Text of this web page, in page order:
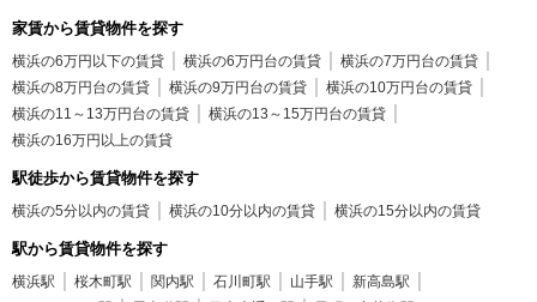
家賃から賃貸物件を探す
横浜の6万円以下の賃貸 横浜の6万円台の賃貸
横浜の7万円台の賃貸
横浜の8万円台の賃貸
横浜の9万円台の賃貸
横浜の10万円台の賃貸
横浜の11～13万円台の賃貸
横浜の13～15万円台の賃貸
横浜の16万円以上の賃貸
駅徒歩から賃貸物件を探す
横浜の5分以内の賃貸 横浜の10分以内の賃貸 横浜の15分以内の賃貸
駅から賃貸物件を探す
横浜駅 桜木町駅 関内駅 石川町駅 山手駅
新高島駅